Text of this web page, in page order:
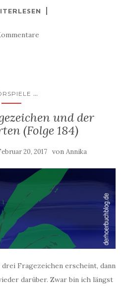
...
und der
(Folge 184)
20, 2017 von Annika
Fragezeichen erscheint, dann
darüber. Zwar bin ich längst